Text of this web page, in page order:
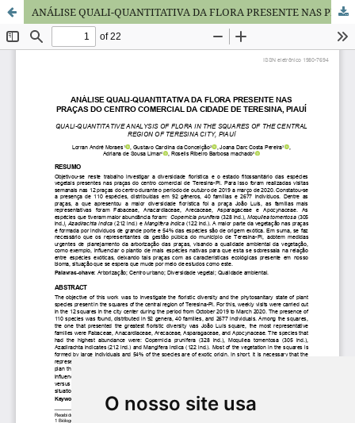
O nosso site usa
ANÁLISE QUALI-QUANTITATIVA DA FLORA PRESENTE NAS PRAÇAS DO CENTRO COMERCIAL DA CIDADE DE TERESINA, PIAUÍ